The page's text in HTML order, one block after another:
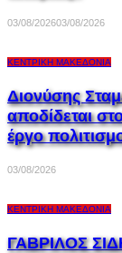
03/08/202603/08/2026
ΚΕΝΤΡΙΚΉ ΜΑΚΕΔΟΝΊΑ
Διονύσης
αποδίδεται
έργο
03/08/2026
ΚΕΝΤΡΙΚΉ ΜΑΚΕΔΟΝΊΑ
ΓΑΒΡΙΛΟΣ